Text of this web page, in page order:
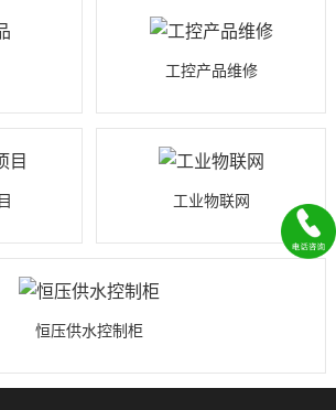
工控产品维修
工业物联网
恒压供水控制柜